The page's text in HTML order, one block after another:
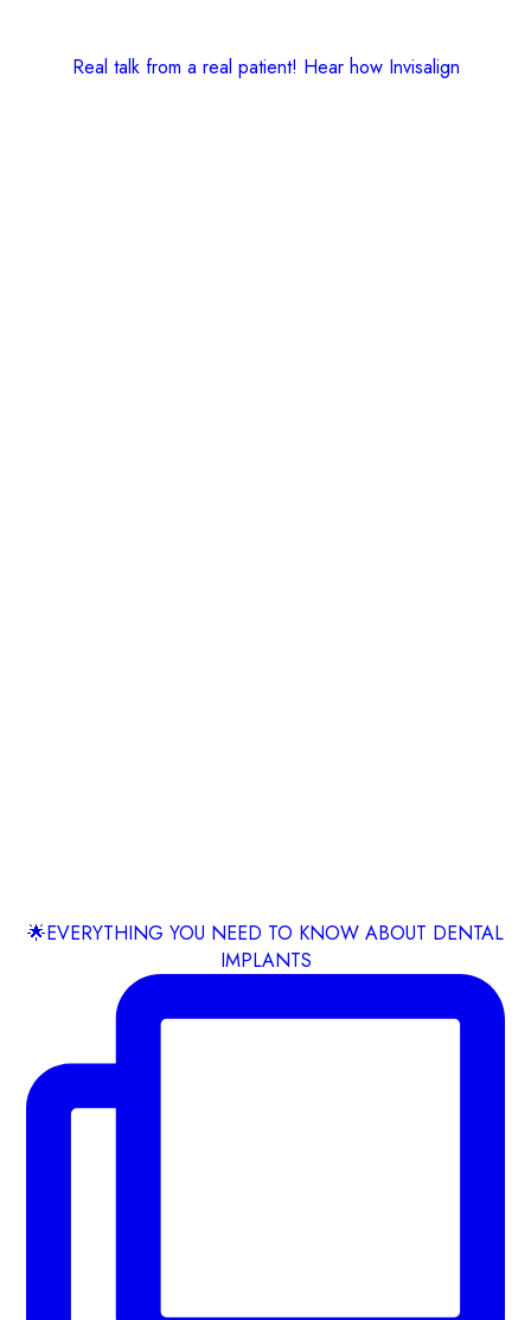
Real talk from a real patient! Hear how Invisalign
🌟EVERYTHING YOU NEED TO KNOW ABOUT DENTAL
IMPLANTS